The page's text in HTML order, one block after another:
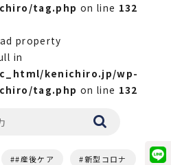
tag.php on line 132
property
in
kenichiro.jp/wp-
tag.php on line 132
#産後ケア 新型コロナ